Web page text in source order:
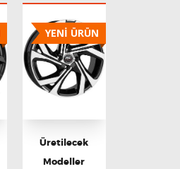
Üretilecek
Modeller
YENİ ÜRÜN